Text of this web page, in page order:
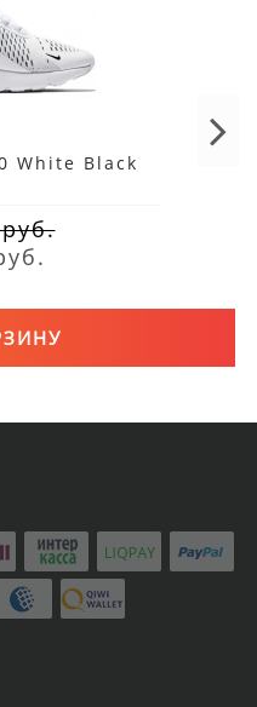
White Black